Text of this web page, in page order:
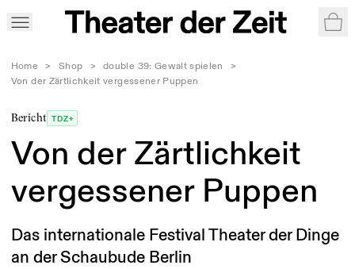
Home > Shop > double 39: Gewalt spielen
>
Von der Zärtlichkeit vergessener Puppen
Bericht TDZ+
Von der Zärtlichkeit
vergessener Puppen
Das internationale Festival Theater der Dinge
an der Schaubude Berlin